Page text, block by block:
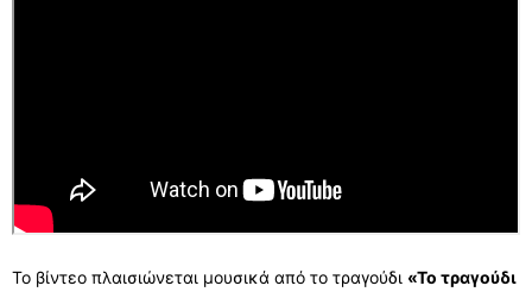
Το βίντεο πλαισιώνεται μουσικά από το τραγούδι «Το τραγούδι